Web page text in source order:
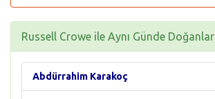
Russell Crowe ile Aynı Günde Doğanlar
Abdürrahim Karakoç